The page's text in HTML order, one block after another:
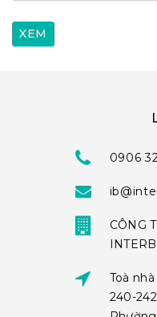
0906
CÔNG
Toà
240-